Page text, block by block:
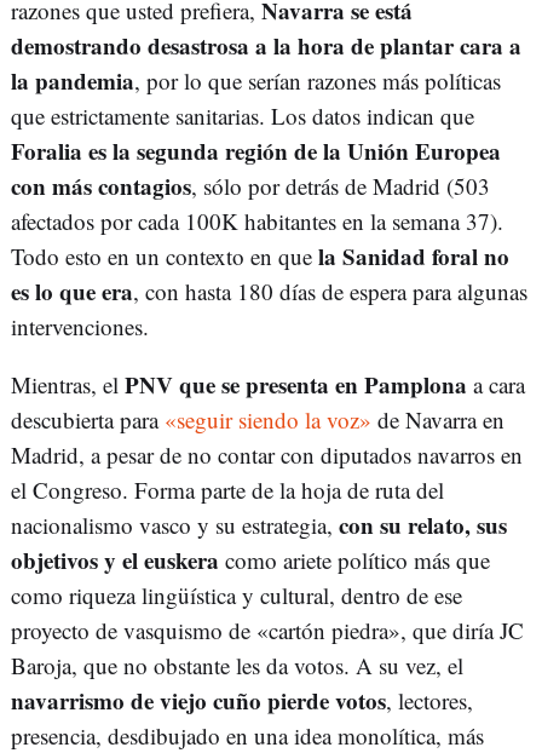
razones que usted prefiera, Navarra se está
demostrando desastrosa a la hora de plantar cara a
la pandemia, por lo que serían razones más políticas
que estrictamente sanitarias. Los datos indican que
Foralia es la segunda región de la Unión Europea
con más contagios, sólo por detrás de Madrid (503
afectados por cada 100K habitantes en la semana 37).
Todo esto en un contexto en que la Sanidad foral no
es lo que era, con hasta 180 días de espera para algunas
intervenciones.
Mientras, el PNV que se presenta en Pamplona a cara
descubierta para «seguir siendo la voz» de Navarra en
Madrid, a pesar de no contar con diputados navarros en
el Congreso. Forma parte de la hoja de ruta del
nacionalismo vasco y su estrategia, con su relato, sus
objetivos y el euskera como ariete político más que
como riqueza lingüística y cultural, dentro de ese
proyecto de vasquismo de «cartón piedra», que diría JC
Baroja, que no obstante les da votos. A su vez, el
navarrismo de viejo cuño pierde votos, lectores,
presencia, desdibujado en una idea monolítica, más